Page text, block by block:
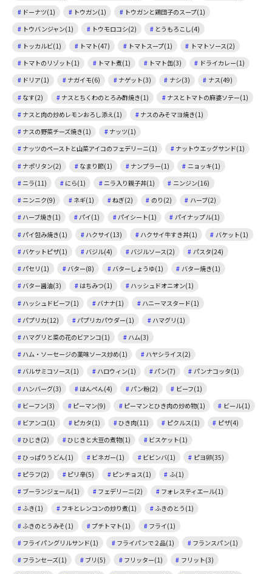
ドーナツ(1)
トウガン(1)
トウガンと鶏団子のスープ(1)
トウバンジャン(1)
トウモロコシ(2)
とうもろこし(4)
トッカルビ(1)
トマト(47) トマトスープ(1)
トマトソース(2)
トマトのリゾット(1)
トマト煮(1) トマト缶(3)
ドライカレー(1)
ドリア(1)
ナガイモ(6) ナゲット(3) ナシ(3)
ナス(49)
なす(2)
ナスとちくわのとろみ酢焼き(1)
ナスとトマトの麻婆ソテー(1)
ナスと肉の炒めレモンおろし添え(1)
ナスのみそマヨ焼き(1)
ナスの野菜チーズ焼き(1)
ナッツ(1)
ナッツのペーストと山菜アイコのフェデリーニ(1)
ナットウエッグサンド(1)
ナポリタン(2)
なまり節(1) ナンプラー(1)
ニョッキ(1)
ニラ(11)
にら(1) ニラ入り親子丼(1)
ニンジン(16)
ニンニク(9)
ネギ(1) ねぎ(2) のり(2)
ハーブ(2)
ハーブ焼き(1)
パイ(1) パイシート(1)
パイナップル(1)
パイ包み焼き(1)
ハクサイ(13) ハクサイ牛すき丼(1)
バケット(1)
バケットピザ(1)
バジル(4) バジルソース(2)
パスタ(24)
パセリ(1)
バター(8) バターしょうゆ(1)
バター焼き(1)
バター醤油(3)
はちみつ(1)
ハッシュドオニオン(1)
ハッシュドビーフ(1)
バナナ(1)
ハニーマスタード(1)
パプリカ(12)
パプリカパウダー(1)
ハマグリ(1)
ハマグリと菜の花のビアンコ(1)
ハム(3)
ハム・ソーセージの薬味ソース炒め(1)
ハヤシライス(2)
バルサミコソース(1)
ハロウィン(1) パン(7)
パンナコッタ(1)
ハンバーグ(3)
はんぺん(4) パン粉(2)
ビーフ(1)
ビーフン(3)
ピーマン(9) ピーマンとひき肉の炒め物(1)
ビール(1)
ビアンコ(1)
ピカタ(1) ひき肉(11) ピクルス(1)
ピザ(4)
ひじき(2)
ひじきと大豆の煮物(1)
ビスケット(1)
ひっぱりうどん(1)
ビネガー(1) ビビンバ(1)
ピヨ卵(35)
ピラフ(2)
ピリ辛(5) ピンチョス(1)
ふ(1)
ブーランジェール(1)
フェデリーニ(2)
フォレスティエール(1)
ふき(1)
フキとレンコンの炒り煮(1)
ふきのとう(1)
ふきのとうみそ(1)
プチトマト(1)
フライ(1)
フライパングリルサンド(1)
フライパンで２品(1)
フランスパン(1)
フランセーズ(1)
ブリ(5) フリッター(1)
フリット(3)